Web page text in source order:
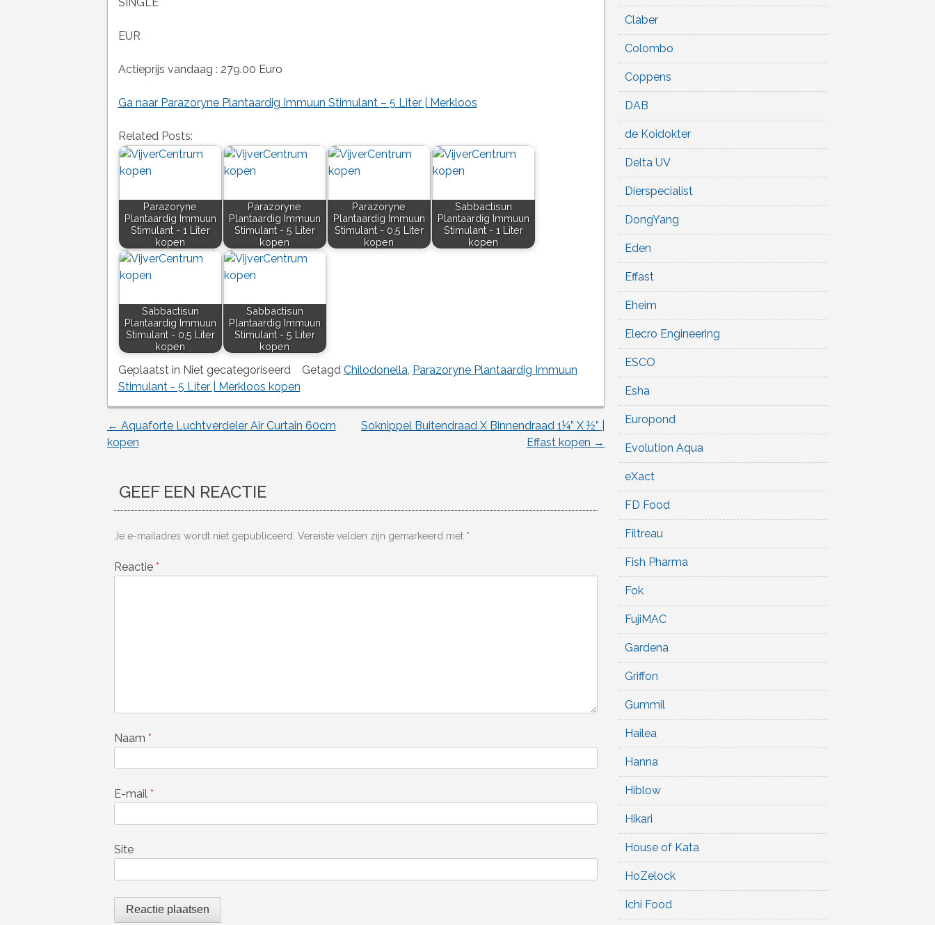
EUR
Actieprijs vandaag : 279.00 Euro
Ga naar Parazoryne Plantaardig Immuun Stimulant – 5 Liter | Merkloos
Related Posts:
Parazoryne
Plantaardig Immuun
Stimulant - 1 Liter
kopen
Parazoryne
Plantaardig Immuun
Stimulant - 5 Liter
kopen
Parazoryne
Plantaardig Immuun
Stimulant - 0,5 Liter
kopen
Sabbactisun
Plantaardig Immuun
Stimulant - 1 Liter
kopen
Sabbactisun
Plantaardig Immuun
Stimulant - 0,5 Liter
kopen
Sabbactisun
Plantaardig Immuun
Stimulant - 5 Liter
kopen
Geplaatst in Niet gecategoriseerd Getagd Chilodonella, Parazoryne Plantaardig Immuun
Stimulant - 5 Liter | Merkloos kopen
Berichtnavigatie
← Aquaforte Luchtverdeler Air Curtain 60cm
kopen
Soknippel Buitendraad X Binnendraad 1¼” X ½” |
Effast kopen →
GEEF EEN REACTIE
Je e-mailadres wordt niet gepubliceerd. Vereiste velden zijn gemarkeerd met *
Reactie *
Naam *
E-mail *
Site
Claber
Colombo
Coppens
DAB
de Koidokter
Delta UV
Dierspecialist
DongYang
Eden
Effast
Eheim
Elecro Engineering
ESCO
Esha
Europond
Evolution Aqua
eXact
FD Food
Filtreau
Fish Pharma
Fok
FujiMAC
Gardena
Griffon
Gummil
Hailea
Hanna
Hiblow
Hikari
House of Kata
HoZelock
Ichi Food